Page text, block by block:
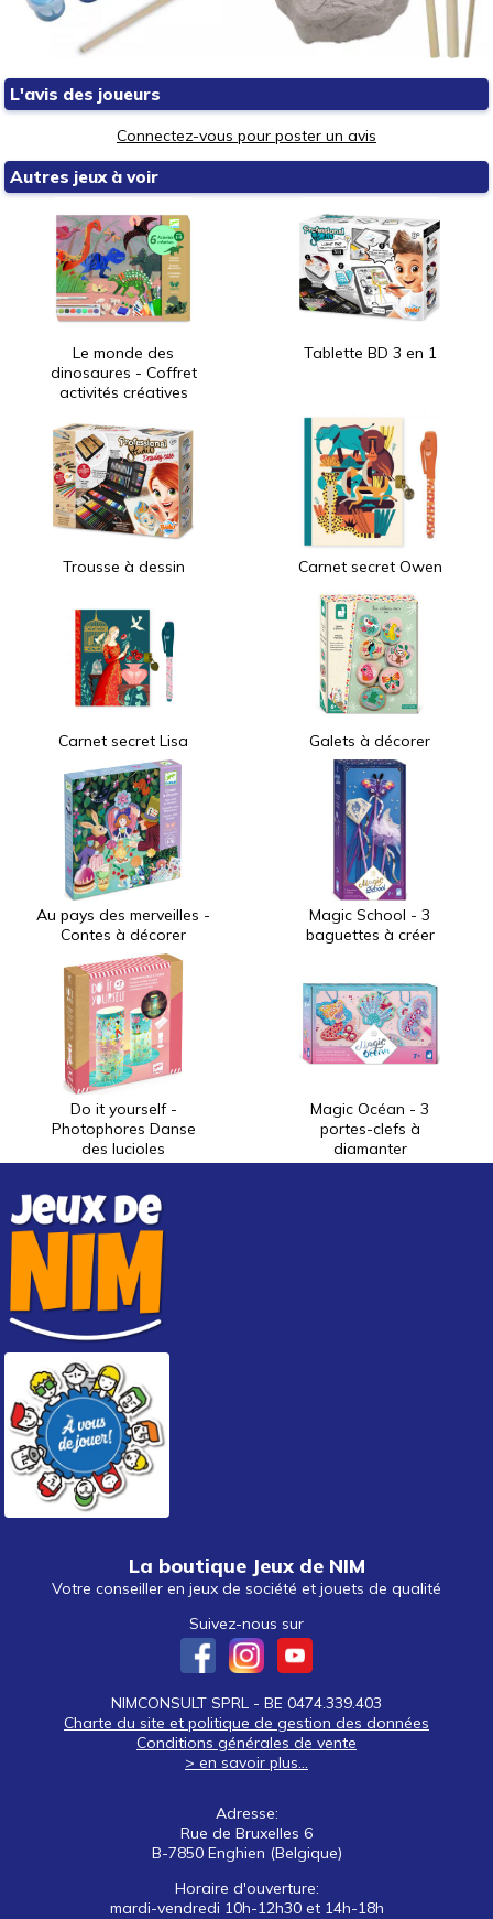
L'avis des joueurs
Connectez-vous pour poster un avis
Autres jeux à voir
Le monde des
dinosaures - Coffret
activités créatives
Tablette BD 3 en 1
Trousse à dessin Carnet secret Owen
Carnet secret Lisa Galets à décorer
Au pays des merveilles -
Contes à décorer
Magic School - 3
baguettes à créer
Do it yourself -
Photophores Danse
des lucioles
Magic Océan - 3
portes-clefs à
diamanter
La boutique Jeux de NIM
Votre conseiller en jeux de société et jouets de qualité
Suivez-nous sur
NIMCONSULT SPRL - BE 0474.339.403
Charte du site et politique de gestion des données
Conditions générales de vente
> en savoir plus...
Adresse:
Rue de Bruxelles 6
B-7850 Enghien (Belgique)
Horaire d'ouverture:
mardi-vendredi 10h-12h30 et 14h-18h